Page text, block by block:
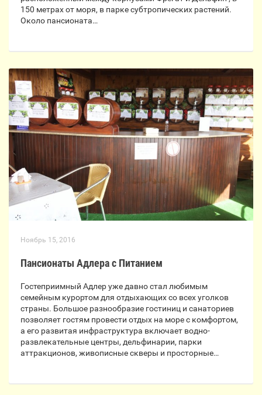
150 метрах от моря, в парке субтропических растений.
Около пансионата…
Ноябрь 15, 2016
Пансионаты Адлера с Питанием
Гостеприимный Адлер уже давно стал любимым
семейным курортом для отдыхающих со всех уголков
страны. Большое разнообразие гостиниц и санаториев
позволяет гостям провести отдых на море с комфортом,
а его развитая инфраструктура включает водно-
развлекательные центры, дельфинарии, парки
аттракционов, живописные скверы и просторные…